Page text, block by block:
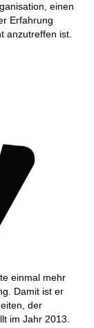
einen
Erfahrung
anzutreffen ist.
einmal mehr
Damit ist er
der
im Jahr 2013.